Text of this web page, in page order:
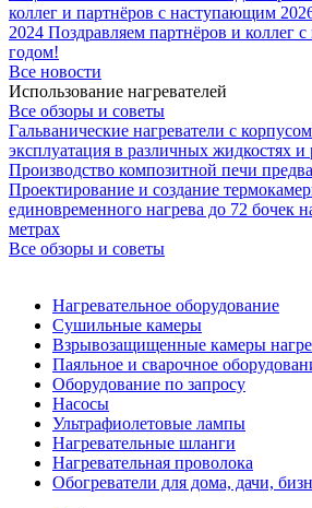
коллег и партнёров с наступающим
2024 Поздравляем партнёров и коллег
годом!
Все новости
Использование нагревателей
Все обзоры и советы
Гальванические нагреватели с
эксплуатация в различных жидкостях и
Производство композитной печи
Проектирование и создание
единовременного нагрева до 72 бочек
метрах
Все обзоры и советы
Нагревательное оборудование
Сушильные камеры
Взрывозащищенные камеры
Паяльное и сварочное
Оборудование по запросу
Насосы
Ультрафиолетовые лампы
Нагревательные шланги
Нагревательная проволока
Обогреватели для дома, дачи,